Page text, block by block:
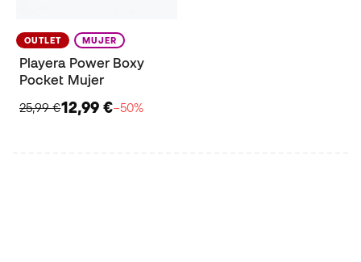
OUTLET MUJER
Playera Power Boxy
Pocket Mujer
25,99 €12,99 €−50%